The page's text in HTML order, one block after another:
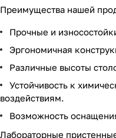
Преимущества нашей
Прочные и
Эргономичная
Различные высоты
Устойчивость к
воздействиям.
Возможность
Лабораторные